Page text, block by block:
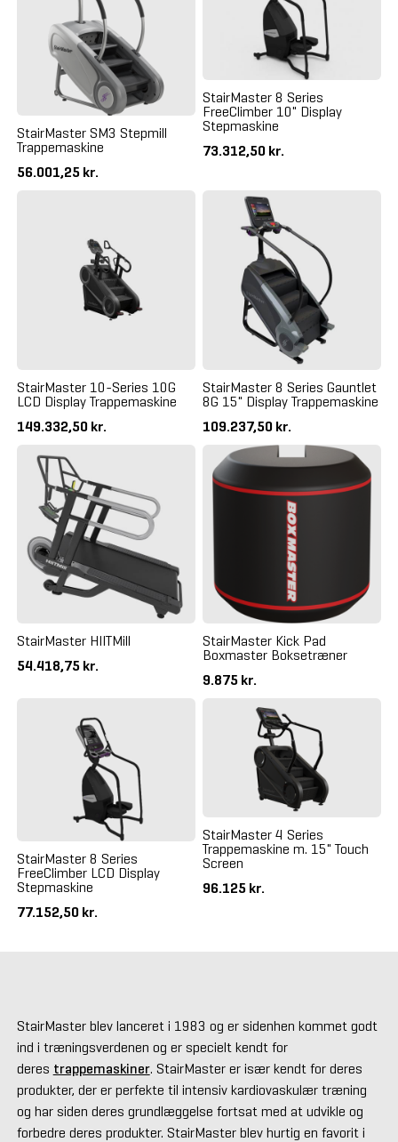
StairMaster SM3 Stepmill
Trappemaskine
56.001,25 kr.
StairMaster 8 Series
FreeClimber 10" Display
Stepmaskine
73.312,50 kr.
StairMaster 10-Series 10G
LCD Display Trappemaskine
149.332,50 kr.
StairMaster 8 Series Gauntlet
8G 15" Display Trappemaskine
109.237,50 kr.
StairMaster HIITMill
54.418,75 kr.
StairMaster Kick Pad
Boxmaster Boksetræner
9.875 kr.
StairMaster 8 Series
FreeClimber LCD Display
Stepmaskine
77.152,50 kr.
StairMaster 4 Series
Trappemaskine m. 15" Touch
Screen
96.125 kr.
StairMaster blev lanceret i 1983 og er sidenhen kommet godt
ind i træningsverdenen og er specielt kendt for
deres trappemaskiner. StairMaster er især kendt for deres
produkter, der er perfekte til intensiv kardiovaskulær træning
og har siden deres grundlæggelse fortsat med at udvikle og
forbedre deres produkter. StairMaster blev hurtig en favorit i